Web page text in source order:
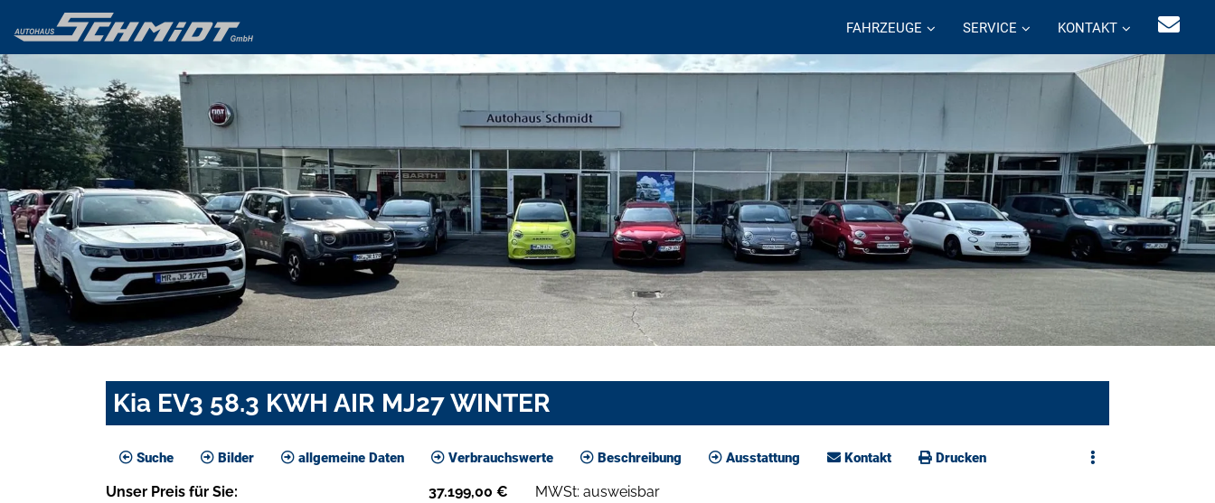
FAHRZEUGE SERVICE KONTAKT
Kia EV3 58.3 KWH AIR MJ27 WINTER
Suche Bilder allgemeine Daten Verbrauchswerte Beschreibung Ausstattung Kontakt Drucken
Unser Preis für Sie: 37.199,00 € MWSt: ausweisbar